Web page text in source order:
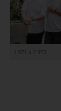
1 971 x 2 953